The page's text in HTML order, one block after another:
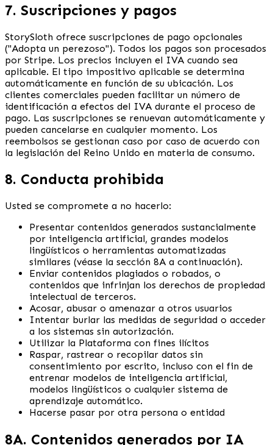
7. Suscripciones y pagos
StorySloth ofrece suscripciones de pago opcionales
("Adopta un perezoso"). Todos los pagos son procesados
por Stripe. Los precios incluyen el IVA cuando sea
aplicable. El tipo impositivo aplicable se determina
automáticamente en función de su ubicación. Los
clientes comerciales pueden facilitar un número de
identificación a efectos del IVA durante el proceso de
pago. Las suscripciones se renuevan automáticamente y
pueden cancelarse en cualquier momento. Los
reembolsos se gestionan caso por caso de acuerdo con
la legislación del Reino Unido en materia de consumo.
8. Conducta prohibida
Usted se compromete a no hacerlo:
Presentar contenidos generados sustancialmente
por inteligencia artificial, grandes modelos
lingüísticos o herramientas automatizadas
similares (véase la sección 8A a continuación).
Enviar contenidos plagiados o robados, o
contenidos que infrinjan los derechos de propiedad
intelectual de terceros.
Acosar, abusar o amenazar a otros usuarios
Intentar burlar las medidas de seguridad o acceder
a los sistemas sin autorización.
Utilizar la Plataforma con fines ilícitos
Raspar, rastrear o recopilar datos sin
consentimiento por escrito, incluso con el fin de
entrenar modelos de inteligencia artificial,
modelos lingüísticos o cualquier sistema de
aprendizaje automático.
Hacerse pasar por otra persona o entidad
8A. Contenidos generados por IA